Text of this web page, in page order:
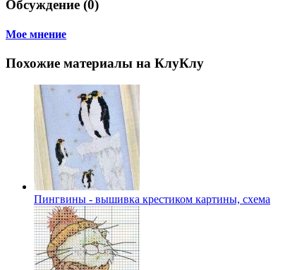
Обсуждение (0)
Мое мнение
Похожие материалы на КлуКлу
Пингвины - вышивка крестиком картины, схема